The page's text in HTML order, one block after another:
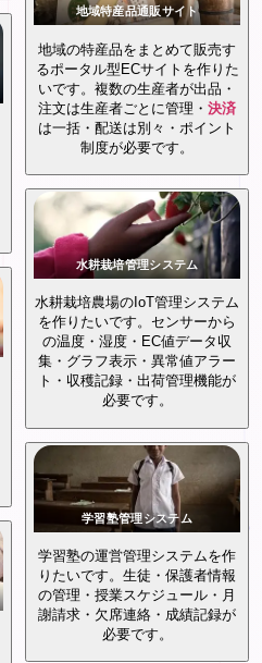
地域特産品通販サイト
地域の特産品をまとめて販売す
るポータル型ECサイトを作りた
いです。複数の生産者が出品・
注文は生産者ごとに管理・ 決済
は一括・配送は別々・ポイント
制度が必要です。
水耕栽培管理システム
水耕栽培農場のIoT管理システム
を作りたいです。センサーから
の温度・湿度・EC値データ収
集・グラフ表示・異常値アラー
ト・収穫記録・出荷管理機能が
必要です。
学習塾管理システム
学習塾の運営管理システムを作
りたいです。生徒・保護者情報
の管理・授業スケジュール・月
謝請求・欠席連絡・成績記録が
必要です。